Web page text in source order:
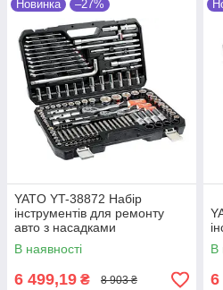
Новинка –27%
YATO YT-38872 Набір
інструментів для ремонту
авто з насадками
В наявності
6 499,19 ₴ 8 903 ₴
В
6